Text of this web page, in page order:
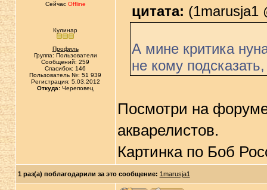
Сейчас Offline
Кулинар
Профиль
Группа: Пользователи
Сообщений: 259
Спасибок: 146
Пользователь №: 51 939
Регистрация: 5.03.2012
Откуда: Череповец
цитата: (1marusja1
А мине критика
не кому
Посмотри на
акварелистов.
Картинка по Боб
1 раз(а) поблагодарили за это сообщение: 1marusja1